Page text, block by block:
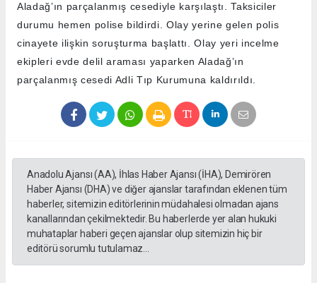
Aladağ’ın parçalanmış cesediyle karşılaştı. Taksiciler
durumu hemen polise bildirdi. Olay yerine gelen polis
cinayete ilişkin soruşturma başlattı. Olay yeri incelme
ekipleri evde delil araması yaparken Aladağ’ın
parçalanmış cesedi Adli Tıp Kurumuna kaldırıldı.
Anadolu Ajansı (AA), İhlas Haber Ajansı (İHA), Demirören
Haber Ajansı (DHA) ve diğer ajanslar tarafından eklenen tüm
haberler, sitemizin editörlerinin müdahalesi olmadan ajans
kanallarından çekilmektedir. Bu haberlerde yer alan hukuki
muhataplar haberi geçen ajanslar olup sitemizin hiç bir
editörü sorumlu tutulamaz...